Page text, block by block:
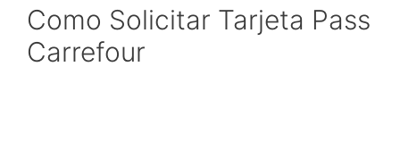
Como Solicitar Tarjeta Pass
Carrefour